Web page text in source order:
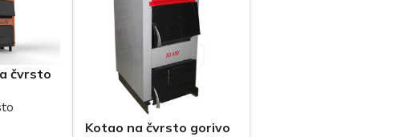
čvrsto
Kotao na čvrsto gorivo